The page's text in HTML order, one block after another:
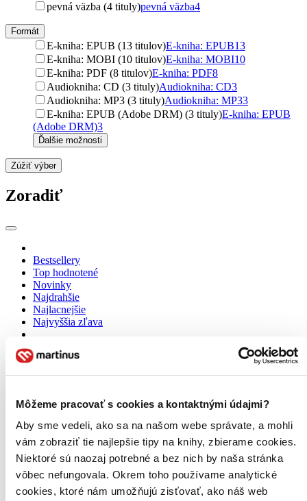
Môžeme pracovať s cookies a kontaktnými údajmi?
Aby sme vedeli, ako sa na našom webe správate, a mohli
vám zobraziť tie najlepšie tipy na knihy, zbierame cookies.
Niektoré sú naozaj potrebné a bez nich by naša stránka
vôbec nefungovala. Okrem toho používame analytické
cookies, ktoré nám umožňujú zisťovať, ako náš web
pevná väzba (4 tituly)pevná väzba4
Formát
E-kniha: EPUB (13 titulov)E-kniha: EPUB13
E-kniha: MOBI (10 titulov)E-kniha: MOBI10
E-kniha: PDF (8 titulov)E-kniha: PDF8
Audiokniha: CD (3 tituly)Audiokniha: CD3
Audiokniha: MP3 (3 tituly)Audiokniha: MP33
E-kniha: EPUB (Adobe DRM) (3 tituly)E-kniha: EPUB
(Adobe DRM)3
Ďalšie možnosti
Zúžiť výber
Zoradiť
Bestsellery
Top hodnotené
Novinky
Najdrahšie
Najlacnejšie
Najvyššia zľava
Použité filtre